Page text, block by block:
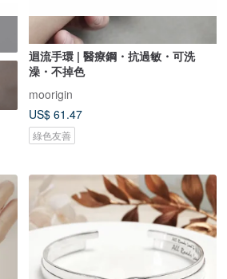
迴流手環 | 醫療鋼・抗過敏・可洗
澡・不掉色
moorigin
US$ 61.47
綠色友善